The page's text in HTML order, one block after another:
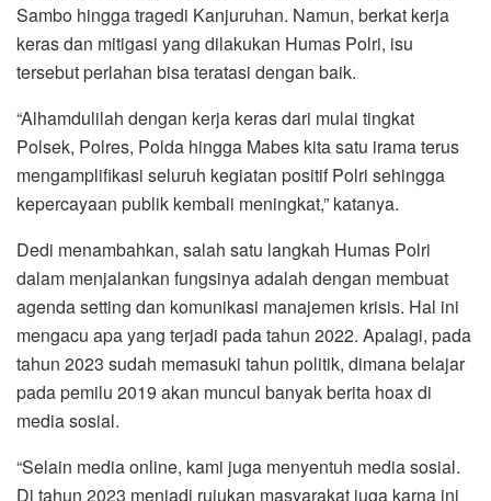
Sambo hingga tragedi Kanjuruhan. Namun, berkat kerja
keras dan mitigasi yang dilakukan Humas Polri, isu
tersebut perlahan bisa teratasi dengan baik.
“Alhamdulilah dengan kerja keras dari mulai tingkat
Polsek, Polres, Polda hingga Mabes kita satu irama terus
mengamplifikasi seluruh kegiatan positif Polri sehingga
kepercayaan publik kembali meningkat,” katanya.
Dedi menambahkan, salah satu langkah Humas Polri
dalam menjalankan fungsinya adalah dengan membuat
agenda setting dan komunikasi manajemen krisis. Hal ini
mengacu apa yang terjadi pada tahun 2022. Apalagi, pada
tahun 2023 sudah memasuki tahun politik, dimana belajar
pada pemilu 2019 akan muncul banyak berita hoax di
media sosial.
“Selain media online, kami juga menyentuh media sosial.
Di tahun 2023 menjadi rujukan masyarakat juga karna ini